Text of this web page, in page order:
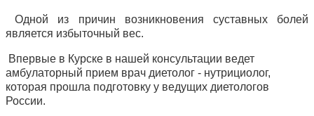
Одной из причин возникновения суставных болей
является избыточный вес.
Впервые в Курске в нашей консультации ведет
амбулаторный прием врач диетолог - нутрициолог,
которая прошла подготовку у ведущих диетологов
России.